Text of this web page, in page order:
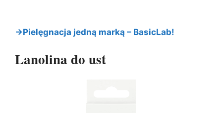
→Pielęgnacja jedną marką – BasicLab!
Lanolina do ust